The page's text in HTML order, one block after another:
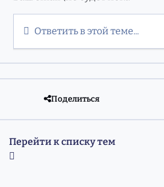
Ответить в этой теме...
Поделиться
Перейти к списку тем